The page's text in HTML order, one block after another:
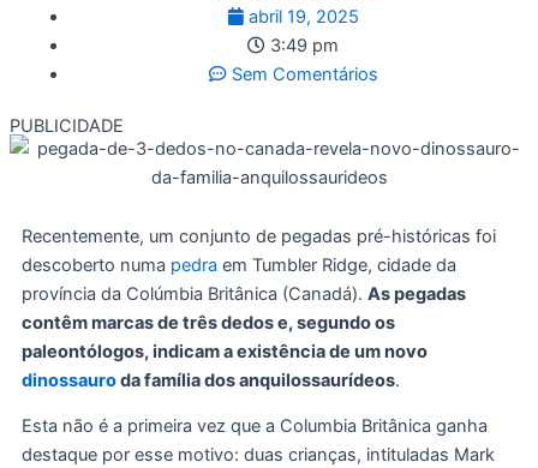
abril 19, 2025
3:49 pm
Sem Comentários
PUBLICIDADE
Recentemente, um conjunto de pegadas pré-históricas foi
descoberto numa pedra em Tumbler Ridge, cidade da
província da Colúmbia Britânica (Canadá). As pegadas
contêm marcas de três dedos e, segundo os
paleontólogos, indicam a existência de um novo
dinossauroda família dos anquilossaurídeos.
Esta não é a primeira vez que a Columbia Britânica ganha
destaque por esse motivo: duas crianças, intituladas Mark